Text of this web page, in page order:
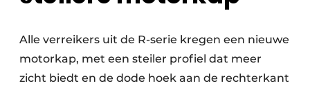
Alle verreikers uit de R-serie kregen een nieuwe
motorkap, met een steiler profiel dat meer
zicht biedt en de dode hoek aan de rechterkant